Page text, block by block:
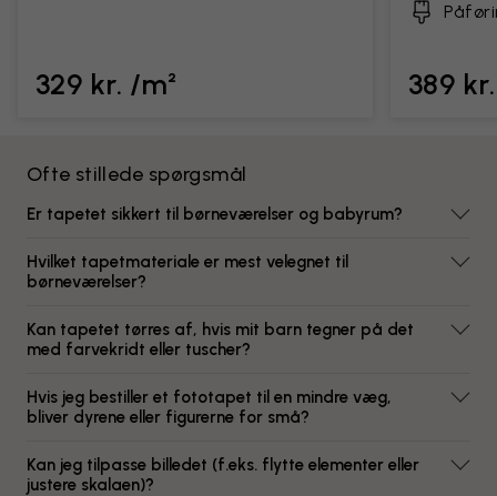
329 kr. /m² 389
Ofte stillede spørgsmål
Er tapetet sikkert til børneværelser og babyrum?
Hvilket tapetmateriale er mest velegnet til
børneværelser?
Kan tapetet tørres af, hvis mit barn tegner på det
med farvekridt eller tuscher?
Hvis jeg bestiller et fototapet til en mindre væg,
bliver dyrene eller figurerne for små?
Kan jeg tilpasse billedet (f.eks. flytte elementer eller
justere skalaen)?